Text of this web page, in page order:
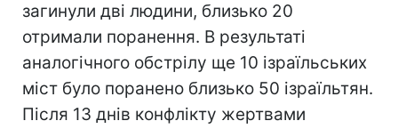
загинули дві людини, близько 20
отримали поранення. В результаті
аналогічного обстрілу ще 10 ізраїльських
міст було поранено близько 50 ізраїльтян.
Після 13 днів конфлікту жертвами